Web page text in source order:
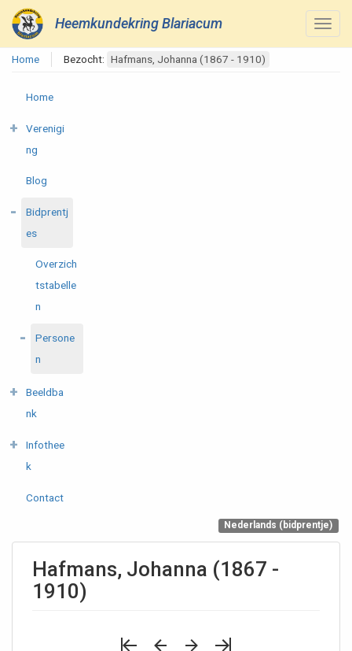
Heemkundekring Blariacum
Home Bezocht: Hafmans, Johanna (1867 - 1910)
Home
Verenigi
ng
Blog
Bidprentj
es
Overzich
tstabelle
n
Persone
n
Beeldba
nk
Infothee
k
Contact
Nederlands (bidprentje)
Hafmans, Johanna (1867 -
1910)